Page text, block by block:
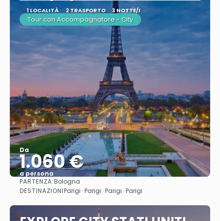
1 LOCALITÀ 2 TRASPORTO 3 NOTTE/I
Tour con Accompagnatore - City
Da
1.060 €
a persona
Vedere
PARTENZA:Bologna
DESTINAZIONIParigi · Parigi · Parigi · Parigi